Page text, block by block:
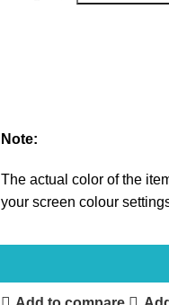
Note:
The actual color of the
your screen colour